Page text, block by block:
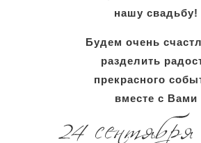
нашу свадьбу!
Будем очень
разделить
прекрасного
вместе с Вами